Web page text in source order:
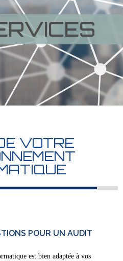
VOTRE
POUR UN AUDIT
est bien adaptée à vos